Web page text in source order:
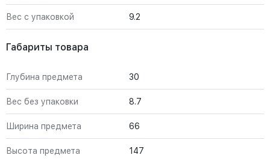
Вес с упаковкой 9.2
Габариты товара
Глубина предмета 30
Вес без упаковки 8.7
Ширина предмета 66
Высота предмета 147